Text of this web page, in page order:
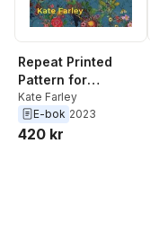
Repeat Printed
Pattern for
Interiors
Kate Farley
E-bok 2023
420 kr